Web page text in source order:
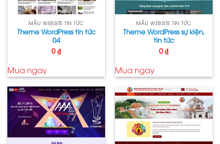
MẪU WEBSITE TIN TỨC
Theme WordPress tin tức
04
0 ₫
Mua ngay
MẪU WEBSITE TIN TỨC
Theme WordPress sự kiện,
tin tức
0 ₫
Mua ngay